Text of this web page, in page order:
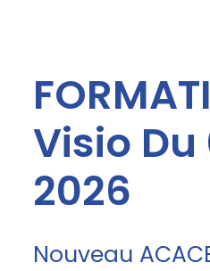
Visio
2026
Nouveau